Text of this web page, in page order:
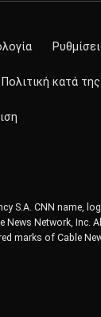
Πολιτική κατά
S.A. CNN name,
Network, Inc.
marks of Cable